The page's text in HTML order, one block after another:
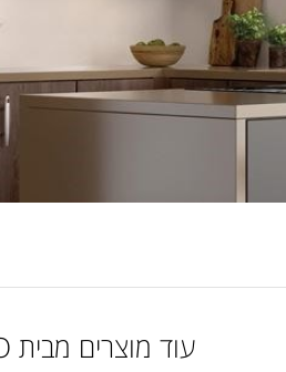
עוד מוצרים מבית SUB-ZERO